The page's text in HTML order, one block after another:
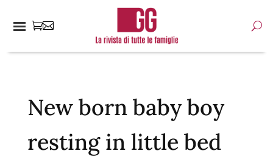
New born baby boy
resting in little bed